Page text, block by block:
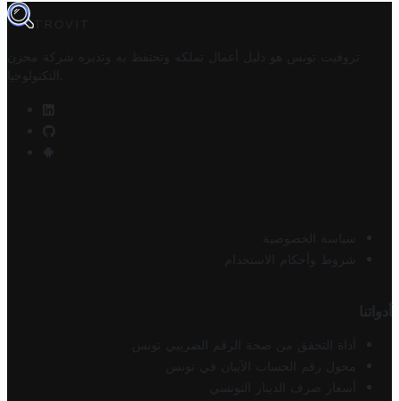
TROVIT
تروفيت تونس هو دليل أعمال تملكه وتحتفظ به وتديره
شركة مخزن
التكنولوجيا
سياسة الخصوصية
شروط وأحكام الاستخدام
أدواتنا
أداة التحقق من صحة الرقم الضريبي تونس
محول رقم الحساب الآيبان في تونس
أسعار صرف الدينار التونسي